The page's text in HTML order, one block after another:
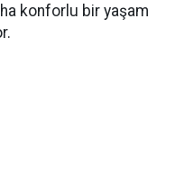
konforlu bir yaşam